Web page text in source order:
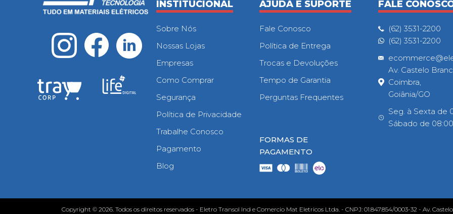
INSTITUCIONAL
Sobre Nós
Nossas Lojas
Empresas
Como Comprar
Segurança
Política de Privacidade
Trabalhe Conosco
Pagamento
Blog
AJUDA E SUPORTE
Fale Conosco
Política de Entrega
Trocas e Devoluções
Tempo de Garantia
Perguntas Frequentes
FORMAS DE
PAGAMENTO
FALE
(62) 3531-2200
(62) 3531-2200
Av. Castelo
Coimbra,
Goiânia/GO
Seg. à Sexta de
Sábado de
Copyright © 2026. Todos os direitos reservados - Eletro Transol Ind e Comercio Mat Eletricos Ltda. - CNPJ: 01.847.854/0003-32 - Av.